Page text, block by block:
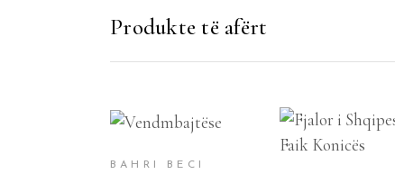
Produkte të afërt
SHTOJE NË
SHPORTË
BAHRI BECI
SHTOJE NË